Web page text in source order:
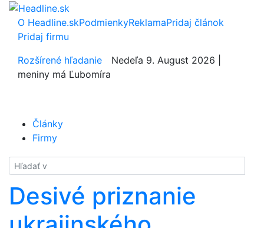
O Headline.skPodmienkyReklamaPridaj článok
Pridaj firmu
Rozšírené hľadanie
Nedeľa 9. August 2026 |
meniny má Ľubomíra
Články
Firmy
Hladať
Desivé priznanie